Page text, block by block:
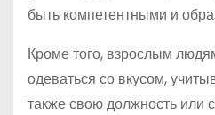
быть компетентными и
Кроме того, взрослым
одеваться со вкусом,
также свою должность или